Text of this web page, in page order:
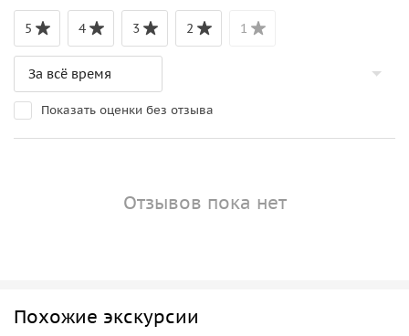
5 4 3 2 1
Показать оценки без отзыва
Отзывов пока нет
Похожие экскурсии